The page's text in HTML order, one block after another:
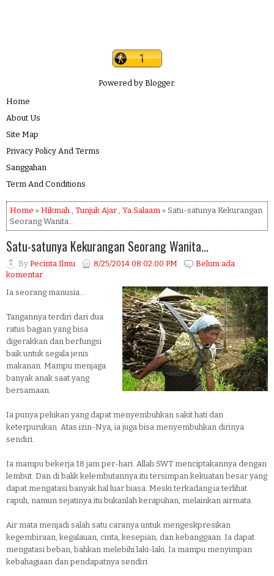
Powered by Blogger.
Home
About Us
Site Map
Privacy Policy And Terms
Sanggahan
Term And Conditions
Home » Hikmah , Tunjuk Ajar , Ya Salaam » Satu-satunya Kekurangan
Seorang Wanita...
Satu-satunya Kekurangan Seorang Wanita...
By Pecinta Ilmu 8/25/2014 08:02:00 PM
Belum ada
komentar
Ia seorang manusia...
Tangannya terdiri dari dua
ratus bagian yang bisa
digerakkan dan berfungsi
baik untuk segala jenis
makanan. Mampu menjaga
banyak anak saat yang
bersamaan.
Ia punya pelukan yang dapat menyembuhkan sakit hati dan
keterpurukan. Atas izin-Nya, ia juga bisa menyembuhkan dirinya
sendiri.
Ia mampu bekerja 18 jam per-hari. Allah SWT menciptakannya dengan
lembut. Dan di balik kelembutannya itu tersimpan kekuatan besar yang
dapat mengatasi banyak hal luar biasa. Meski terkadang ia terlihat
rapuh, namun sejatinya itu bukanlah kerapuhan, melainkan airmata.
Air mata menjadi salah satu caranya untuk mengeskpresikan
kegembiraan, kegalauan, cinta, kesepian, dan kebanggaan. Ia dapat
mengatasi beban, bahkan melebihi laki-laki. Ia mampu menyimpan
kebahagiaan dan pendapatnya sendiri.